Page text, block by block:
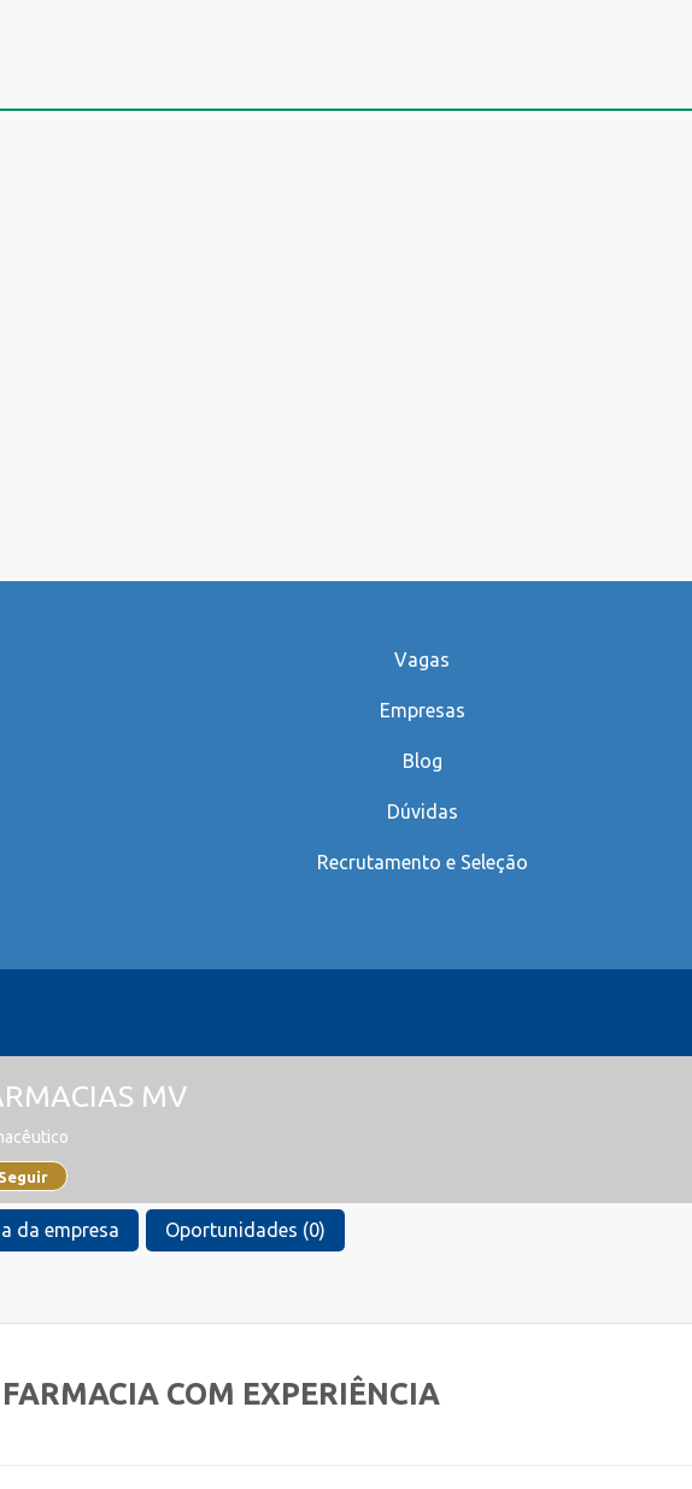
Vagas
Empresas
Blog
Dúvidas
Recrutamento e Seleção
MV
Seguir
da empresa Oportunidades (0)
COM EXPERIÊNCIA